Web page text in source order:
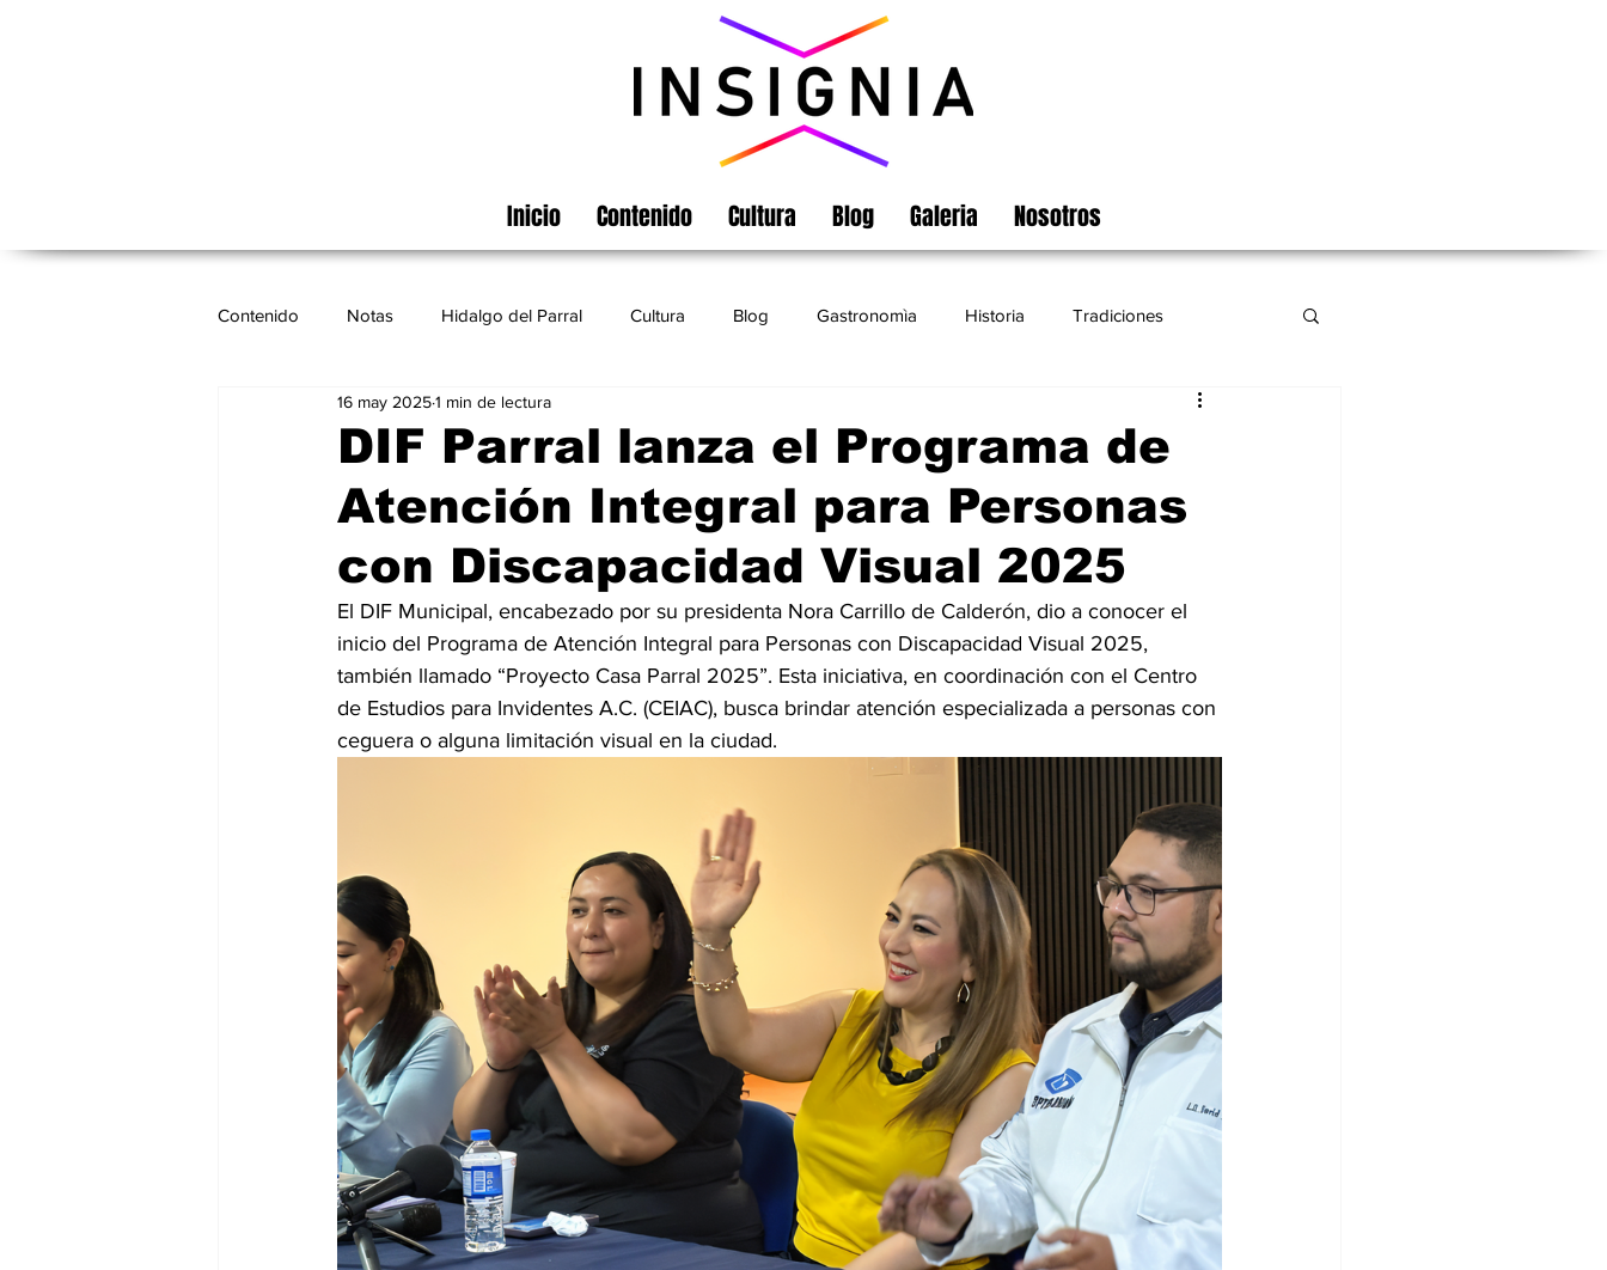
Inicio Contenido Cultura Blog Galeria Nosotros
Contenido Notas Hidalgo del Parral Cultura Blog Gastronomìa Historia Tradiciones
Cinematografía México Turismo
DIF Parral lanza el Programa de
Atención Integral para Personas
con Discapacidad Visual 2025
16 may 20251 min de lectura
El DIF Municipal, encabezado por su presidenta Nora Carrillo de Calderón, dio a conocer el
inicio del Programa de Atención Integral para Personas con Discapacidad Visual 2025,
también llamado “Proyecto Casa Parral 2025”. Esta iniciativa, en coordinación con el Centro
de Estudios para Invidentes A.C. (CEIAC), busca brindar atención especializada a personas con
ceguera o alguna limitación visual en la ciudad.